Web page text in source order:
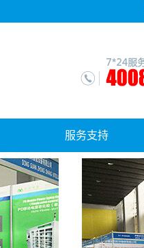
服务支持
售后服务
软件更新下载中心
常见问答